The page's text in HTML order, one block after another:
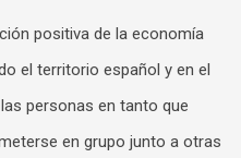
positiva de la economía
el territorio español y en el
personas en tanto que
en grupo junto a otras